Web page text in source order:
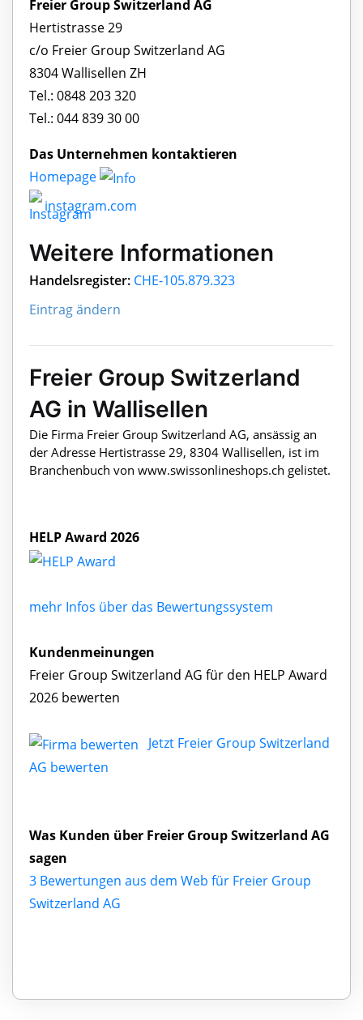
Freier Group Switzerland AG
Hertistrasse 29
c/o Freier Group Switzerland AG
8304 Wallisellen ZH
Tel.: 0848 203 320
Tel.: 044 839 30 00
Das Unternehmen kontaktieren
Homepage
instagram.com
Weitere Informationen
Handelsregister: CHE-105.879.323
Eintrag ändern
Freier Group Switzerland
AG in Wallisellen
Die Firma Freier Group Switzerland AG, ansässig an
der Adresse Hertistrasse 29, 8304 Wallisellen, ist im
Branchenbuch von www.swissonlineshops.ch gelistet.
HELP Award 2026
mehr Infos über das Bewertungssystem
Kundenmeinungen
Freier Group Switzerland AG für den HELP Award
2026 bewerten
Jetzt Freier Group Switzerland
AG bewerten
Was Kunden über Freier Group Switzerland AG
sagen
3 Bewertungen aus dem Web für Freier Group
Switzerland AG